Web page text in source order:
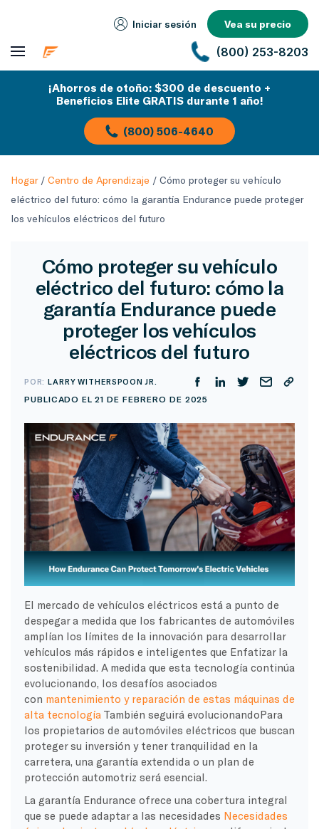
Iniciar sesión Vea su precio
(800) 253-8203
¡Ahorros de otoño: $300 de descuento +
Beneficios Elite GRATIS durante 1 año!
(800) 506-4640
Hogar/ Centro de Aprendizaje / Cómo proteger su vehículo
eléctrico del futuro: cómo la garantía Endurance puede proteger
los vehículos eléctricos del futuro
Cómo proteger su vehículo
eléctrico del futuro: cómo la
garantía Endurance puede
proteger los vehículos
eléctricos del futuro
POR:LARRY WITHERSPOON JR.
PUBLICADO EL 21 DE FEBRERO DE 2025
El mercado de vehículos eléctricos está a punto de
despegar a medida que los fabricantes de automóviles
amplían los límites de la innovación para desarrollar
vehículos más rápidos e inteligentes que Enfatizar la
sostenibilidad. A medida que esta tecnología continúa
evolucionando, los desafíos asociados
con mantenimiento y reparación de estas máquinas de
alta tecnología También seguirá evolucionandoPara
los propietarios de automóviles eléctricos que buscan
proteger su inversión y tener tranquilidad en la
carretera, una garantía extendida o un plan de
protección automotriz será esencial.
La garantía Endurance ofrece una cobertura integral
que se puede adaptar a las necesidades Necesidades